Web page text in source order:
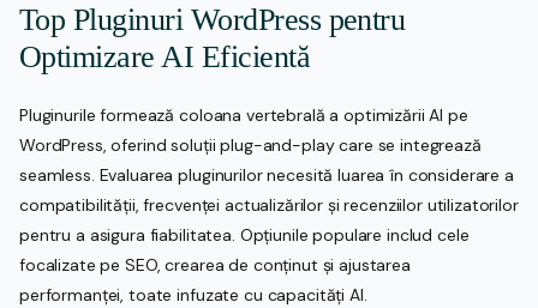
Top Pluginuri WordPress pentru
Optimizare AI Eficientă
Pluginurile formează coloana vertebrală a optimizării AI pe
WordPress, oferind soluții plug-and-play care se integrează
seamless. Evaluarea pluginurilor necesită luarea în considerare a
compatibilității, frecvenței actualizărilor și recenziilor utilizatorilor
pentru a asigura fiabilitatea. Opțiunile populare includ cele
focalizate pe SEO, crearea de conținut și ajustarea
performanței, toate infuzate cu capacități AI.